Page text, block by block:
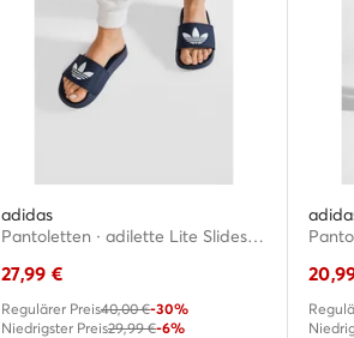
adidas
Pantoletten · adilette Lite Slides FU8299 · Dunkelblau
27,99 €
Regulärer Preis40,00 €-30%
Niedrigster Preis29,99 €-6%